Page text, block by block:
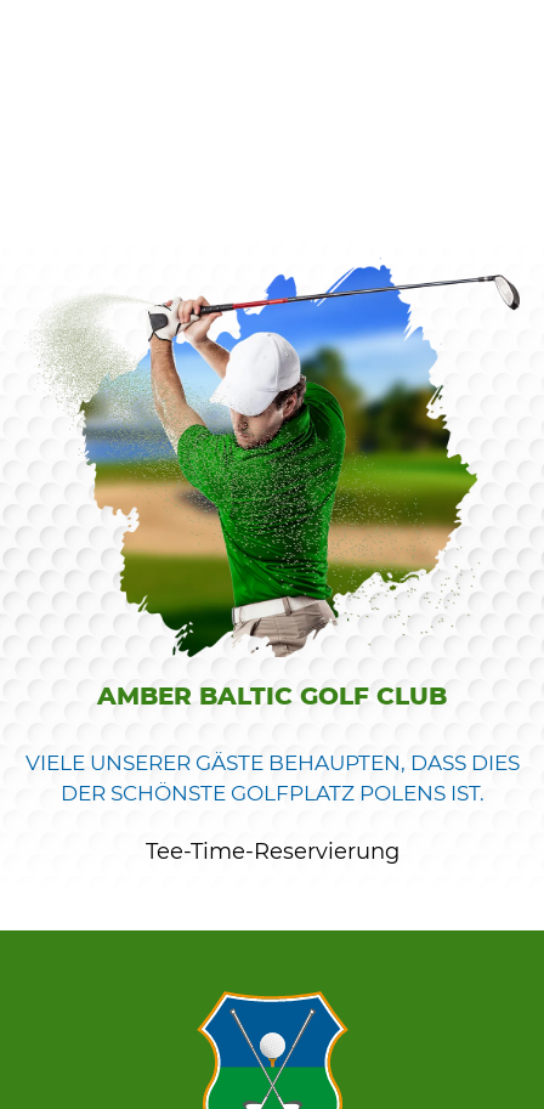
AMBER BALTIC GOLF CLUB
VIELE UNSERER GÄSTE BEHAUPTEN, DASS DIES
DER SCHÖNSTE GOLFPLATZ POLENS IST.
Tee-Time-Reservierung